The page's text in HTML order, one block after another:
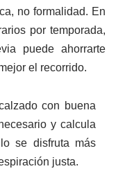
no formalidad. En
por temporada,
puede ahorrarte
el recorrido.
con buena
y calcula
se disfruta más
justa.